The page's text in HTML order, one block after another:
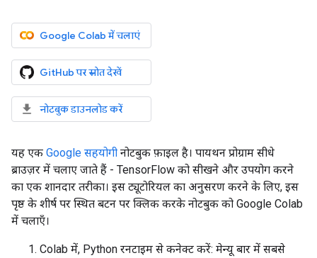
Google Colab में चलाएं
GitHub पर स्रोत देखें
नोटबुक डाउनलोड करें
यह एक Google सहयोगी नोटबुक फ़ाइल है। पायथन प्रोग्राम सीधे
ब्राउज़र में चलाए जाते हैं - TensorFlow को सीखने और उपयोग करने
का एक शानदार तरीका। इस ट्यूटोरियल का अनुसरण करने के लिए, इस
पृष्ठ के शीर्ष पर स्थित बटन पर क्लिक करके नोटबुक को Google Colab
में चलाएँ।
Colab में, Python रनटाइम से कनेक्ट करें: मेन्यू बार में सबसे